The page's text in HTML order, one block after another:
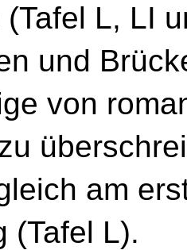
L, LI
und
von
am
(Tafel L).